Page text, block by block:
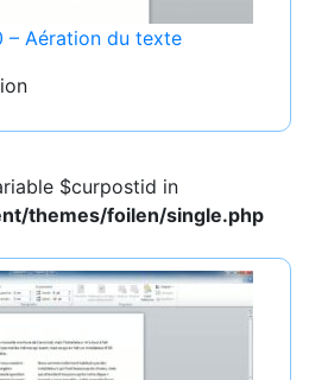
– Aération du texte
$curpostid in
themes/foilen/single.php